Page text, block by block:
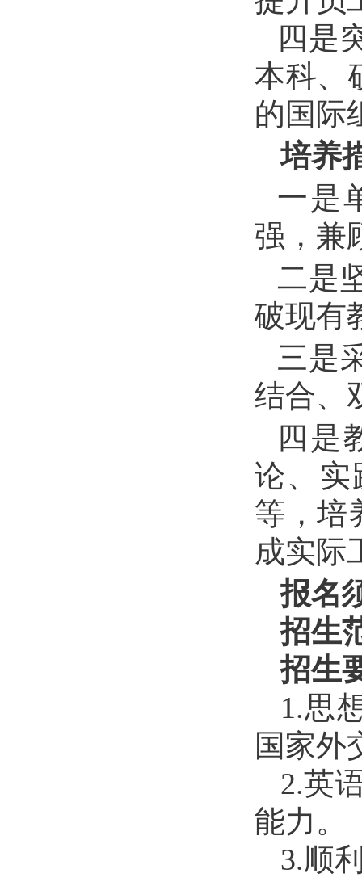
四是
本科、
的国际
培养
一是
强，兼
二是
破现有
三是
结合、
四是
论、实
等，培
成实际
报名
招生
招生
1.思
国家外
2.英
能力。
3.顺